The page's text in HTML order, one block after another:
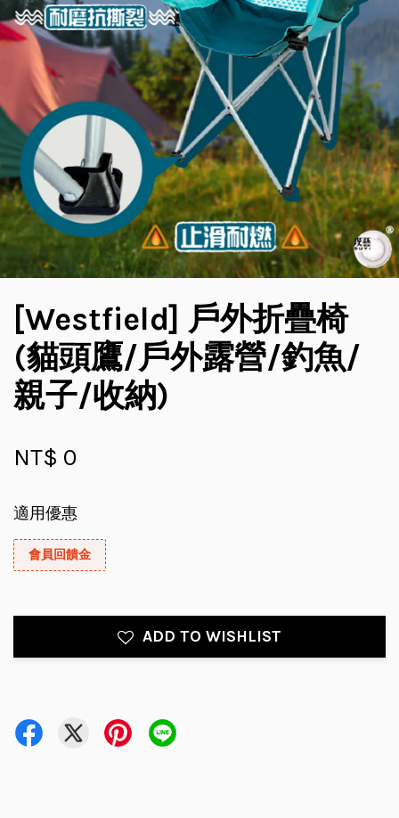
[Westfield] 戶外折疊椅
(貓頭鷹/戶外露營/釣魚/
親子/收納)
NT$ 0
適用優惠
會員回饋金
ADD TO WISHLIST